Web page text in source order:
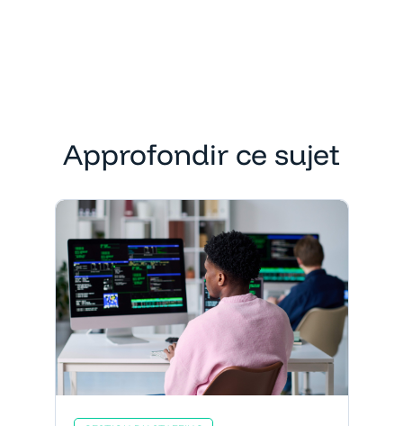
Approfondir ce sujet